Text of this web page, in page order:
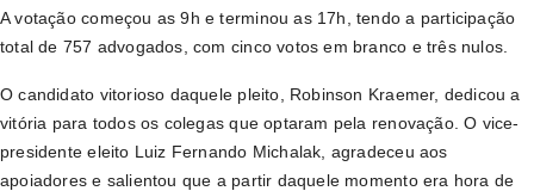
A votação começou as 9h e terminou as 17h, tendo a participação
total de 757 advogados, com cinco votos em branco e três nulos.
O candidato vitorioso daquele pleito, Robinson Kraemer, dedicou a
vitória para todos os colegas que optaram pela renovação. O vice-
presidente eleito Luiz Fernando Michalak, agradeceu aos
apoiadores e salientou que a partir daquele momento era hora de